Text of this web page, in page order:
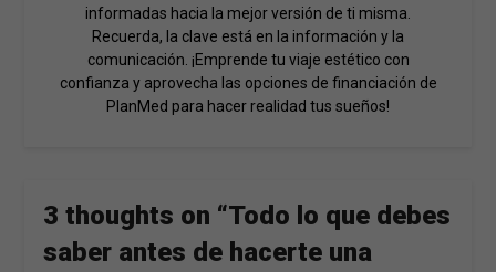
informadas hacia la mejor versión de ti misma.
Recuerda, la clave está en la información y la
comunicación. ¡Emprende tu viaje estético con
confianza y aprovecha las opciones de financiación de
PlanMed para hacer realidad tus sueños!
3 thoughts on “Todo lo que debes
saber antes de hacerte una